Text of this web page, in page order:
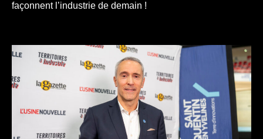
façonnent l’industrie de demain !